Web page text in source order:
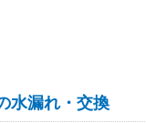
水漏れ・交換